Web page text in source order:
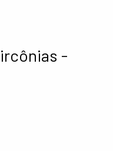
-